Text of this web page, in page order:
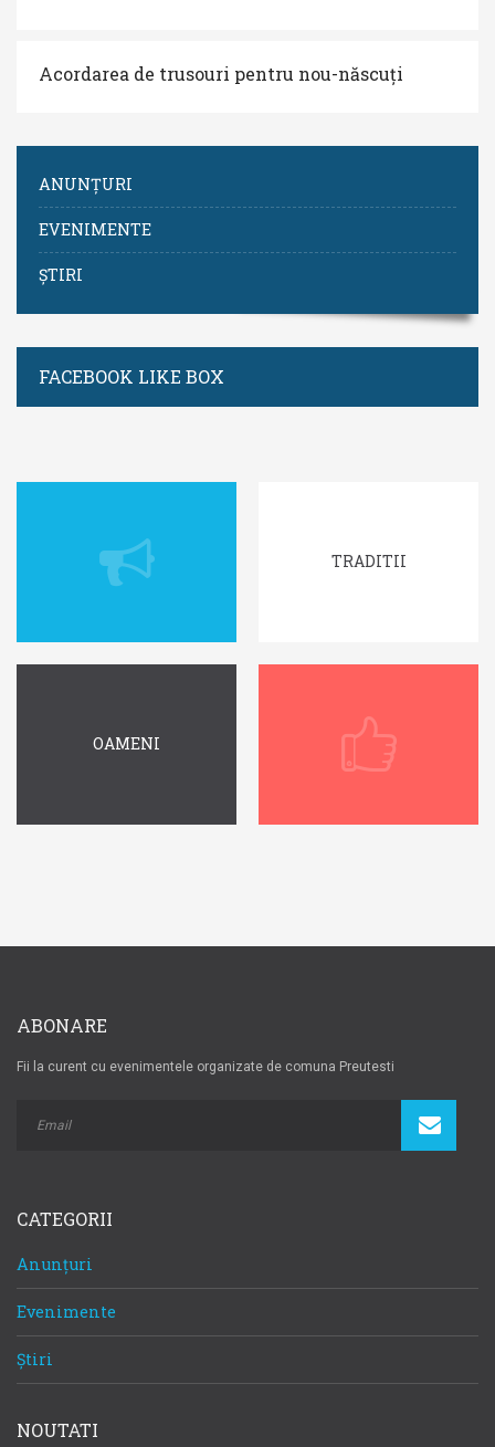
Acordarea de trusouri pentru nou-născuți
ANUNȚURI
EVENIMENTE
ȘTIRI
FACEBOOK LIKE BOX
TRADITII
OAMENI
ABONARE
Fii la curent cu evenimentele organizate de comuna Preutesti
CATEGORII
Anunțuri
Evenimente
Știri
NOUTATI